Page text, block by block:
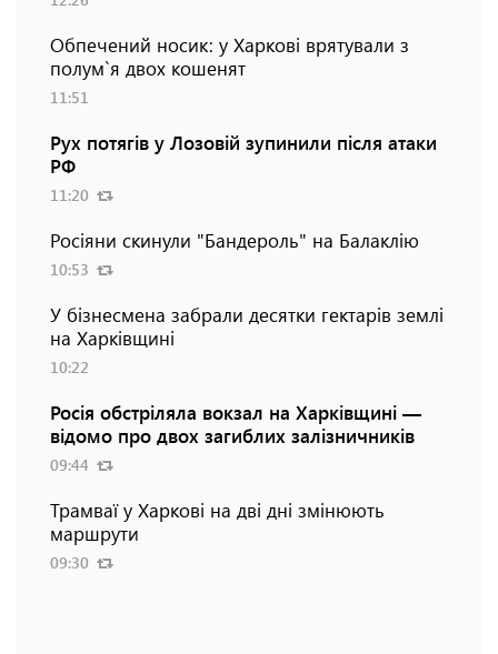
Обпечений носик: у Харкові врятували з
полум`я двох кошенят
11:51
Рух потягів у Лозовій зупинили після атаки
РФ
11:20
Росіяни скинули "Бандероль" на Балаклію
10:53
У бізнесмена забрали десятки гектарів землі
на Харківщині
10:22
Росія обстріляла вокзал на Харківщині —
відомо про двох загиблих залізничників
09:44
Трамваї у Харкові на дві дні змінюють
маршрути
09:30